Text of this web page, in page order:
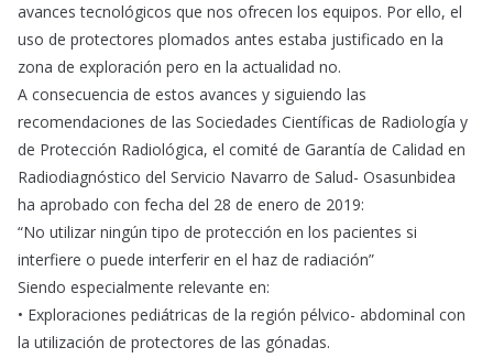
avances tecnológicos que nos ofrecen los equipos. Por ello, el
uso de protectores plomados antes estaba justificado en la
zona de exploración pero en la actualidad no.
A consecuencia de estos avances y siguiendo las
recomendaciones de las Sociedades Científicas de Radiología y
de Protección Radiológica, el comité de Garantía de Calidad en
Radiodiagnóstico del Servicio Navarro de Salud- Osasunbidea
ha aprobado con fecha del 28 de enero de 2019:
“No utilizar ningún tipo de protección en los pacientes si
interfiere o puede interferir en el haz de radiación”
Siendo especialmente relevante en:
• Exploraciones pediátricas de la región pélvico- abdominal con
la utilización de protectores de las gónadas.